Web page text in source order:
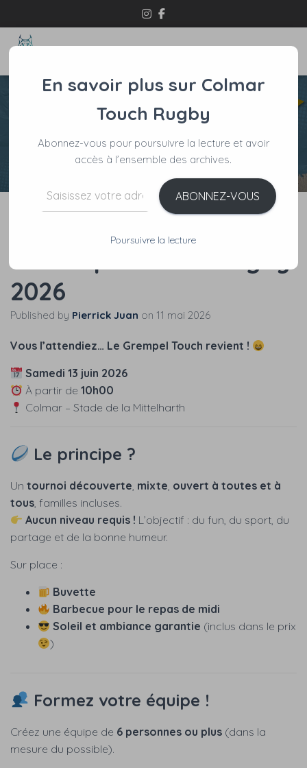
– Grempel Touch Rugby
2026
Published by Pierrick Juan on 11 mai 2026
Vous l’attendiez… Le Grempel Touch revient !
Samedi 13 juin 2026
À partir de10h00
Colmar – Stade de la Mittelharth
Le principe ?
Un tournoi découverte mixte ouvert à toutes et à
tous , familles incluses.
Aucun niveau requis ! L’objectif : du fun, du sport, du
partage et de la bonne humeur.
Sur place :
Buvette
Barbecue pour le repas de midi
Soleil et ambiance garantie (inclus dans le prix
)
Formez votre équipe !
Créez une équipe de 6 personnes ou plus (dans la
mesure du possible).
En savoir plus sur Colmar
Touch Rugby
Abonnez-vous pour poursuivre la lecture et avoir
accès à l’ensemble des archives.
ABONNEZ-VOUS
Poursuivre la lecture